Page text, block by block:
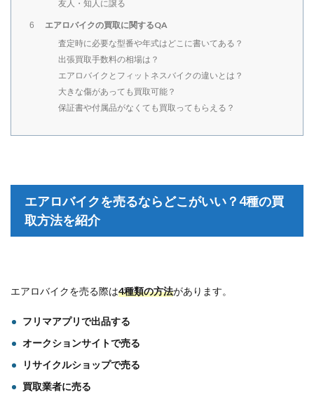
友人・知人に譲る
6
エアロバイクの買取に関するQA
査定時に必要な型番や年式はどこに書いてある？
出張買取手数料の相場は？
エアロバイクとフィットネスバイクの違いとは？
大きな傷があっても買取可能？
保証書や付属品がなくても買取ってもらえる？
エアロバイクを売るならどこがいい？4種の買
取方法を紹介
エアロバイクを売る際は4種類の方法があります。
フリマアプリで出品する
オークションサイトで売る
リサイクルショップで売る
買取業者に売る